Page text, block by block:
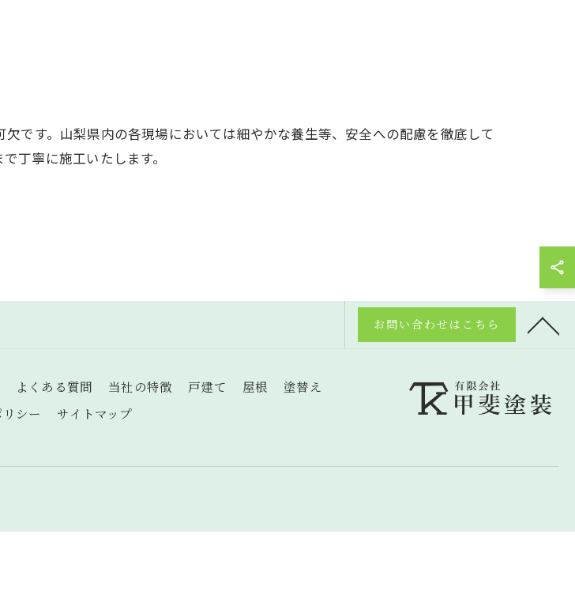
です。山梨県内の各現場においては細やかな養生等、安全への配慮を徹底して
丁寧に施工いたします。
お問い合わせはこちら
よくある質問 当社の特徴 戸建て 屋根
塗替え
シー サイトマップ